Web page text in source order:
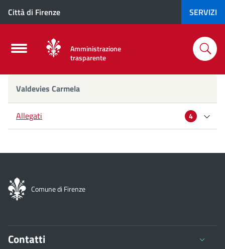
Città di Firenze SERVIZI
Amministrazione
trasparente
Valdevies
Carmela
Valdevies Carmela
Allegati 4
Dichiarazione cariche incarichi emolumenti
Comune di Firenze
Contatti